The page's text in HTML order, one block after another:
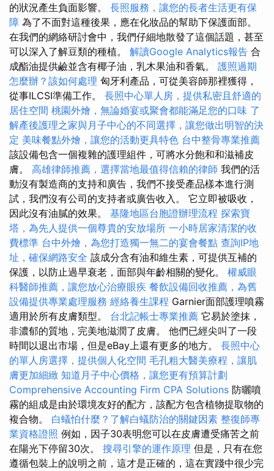
的狀況產生負面影響。 長照服務，讓您的長者生活更有保
障 為了不面對這種後果，應在化妝品的幫助下保護面部。
在我們的網絡研討會中，我們仔細地散發了這個話題，甚至
可以深入了解豆類的種植。 解讀Google Analytics報告 合
成酯油提供鹼並含有椰子油，乳木果油和香氣。 護照過期
怎麼辦？該如何處理 匈牙利產品，可從美容師那裡獲得，
從事ILCSI準備工作。 長照中心單人房，提供私密且舒適的
居住空間 桃園外燴，無論婚宴或聚會都能滿足您的口味 了
解產後護理之家與月子中心的不同選擇，讓您做出明智的決
定 美味餐點外燴，讓您的活動更具特色 台中整骨專業推薦
該設備包含一個複雜的護理組件，可將水分飽和和滋補皮
膚。 高雄律師推薦，選擇當地最值得信賴的律師 我們的活
動沒有製造商的支持和廣告，我們不接受產品樣本進行測
試，我們沒有公司的支持者或廣告收入。 它立即被吸收，
因此沒有油膩的效果。 基隆地區台胞證辦理流程 探索寶
塔，為先人提供一個尊貴的安放場所 一小時居家清潔的收
費標準 台中外燴，為您打造獨一無二的宴會餐點 查詢IP地
址，確保網路安全 該成分含有油和維生素，可提供互補的
保護，以防止過早衰老，面部與年齡相關的變化。 權威眼
科醫師推薦，讓您放心治療眼疾 餐飲設備回收推薦，為舊
設備提供專業處理服務 經絡養生課程 Garnier面部護理噴霧
適用於所有皮膚類型。 台北記帳士專業推薦 它易於塗抹，
非濃郁的質地，完美地滋潤了皮膚。 他們已經尖叫了一段
時間以退出市場，但是eBay上還有更多的地方。 長照中心
的單人房選擇，提供個人化空間 毛孔粗大醫美療程，讓肌
膚更加細緻 知道月子中心價格，讓您更有預算計劃
Comprehensive Accounting Firm CPA Solutions 防曬噴
霧的組成是由於環境友好的配方，該配方包含植物提取物的
複合物。 白蟻怕什麼？了解白蟻防治的關鍵因素 整復師專
業資格證照 例如，因子30表明您可以在皮膚遭受痛苦之前
在陽光下停留30次。 搜尋引擎的運作原理 但是，只有在您
遵循包裝上的說明之前，這才是正確的，這在實踐中很少完